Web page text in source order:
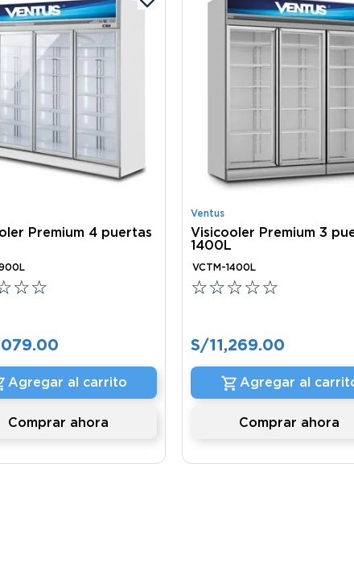
Premium 4 puertas
☆☆
079.00
Agregar al carrito
Comprar ahora
Ventus
Visicooler Premium 3
1400L
VCTM-1400L
☆☆☆☆☆
S/11,269.00
Agregar al
Comprar ahora